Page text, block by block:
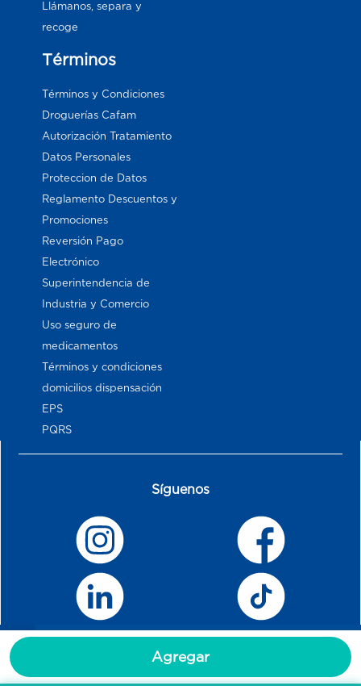
Agregar
Llámanos, separa y
recoge
Términos
Términos y Condiciones
Droguerías Cafam
Autorización Tratamiento
Datos Personales
Proteccion de Datos
Reglamento Descuentos y
Promociones
Reversión Pago
Electrónico
Superintendencia de
Industria y Comercio
Uso seguro de
medicamentos
Términos y condiciones
domicilios dispensación
EPS
PQRS
Síguenos